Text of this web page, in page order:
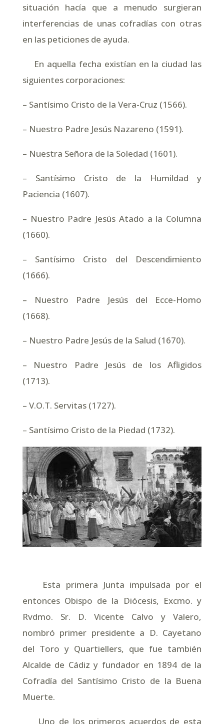
situación hacía que a menudo surgieran
interferencias de unas cofradías con otras
en las peticiones de ayuda.
En aquella fecha existían en la ciudad las
siguientes corporaciones:
– Santísimo Cristo de la Vera-Cruz (1566).
– Nuestro Padre Jesús Nazareno (1591).
– Nuestra Señora de la Soledad (1601).
– Santísimo Cristo de la Humildad y
Paciencia (1607).
– Nuestro Padre Jesús Atado a la Columna
(1660).
– Santísimo Cristo del Descendimiento
(1666).
– Nuestro Padre Jesús del Ecce-Homo
(1668).
– Nuestro Padre Jesús de la Salud (1670).
– Nuestro Padre Jesús de los Afligidos
(1713).
– V.O.T. Servitas (1727).
– Santísimo Cristo de la Piedad (1732).
Esta primera Junta impulsada por el
entonces Obispo de la Diócesis, Excmo. y
Rvdmo. Sr. D. Vicente Calvo y Valero,
nombró primer presidente a D. Cayetano
del Toro y Quartiellers, que fue también
Alcalde de Cádiz y fundador en 1894 de la
Cofradía del Santísimo Cristo de la Buena
Muerte.
Uno de los primeros acuerdos de esta